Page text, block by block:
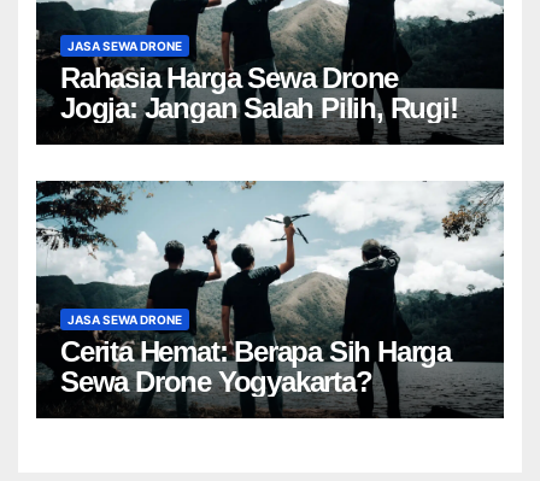
JASA SEWA DRONE
Rahasia Harga Sewa Drone
Jogja: Jangan Salah Pilih, Rugi!
JASA SEWA DRONE
Cerita Hemat: Berapa Sih Harga
Sewa Drone Yogyakarta?